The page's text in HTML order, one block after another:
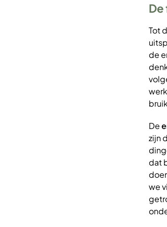
Tot
de
De
zijn
dat
we